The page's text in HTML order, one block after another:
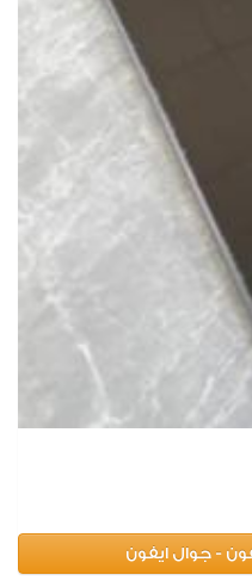
- جوال ايفون